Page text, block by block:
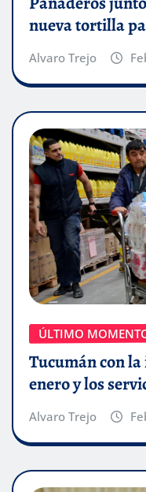
nueva tortilla
Alvaro Trejo
ÚLTIMO
Tucumán con
enero y los
Alvaro Trejo